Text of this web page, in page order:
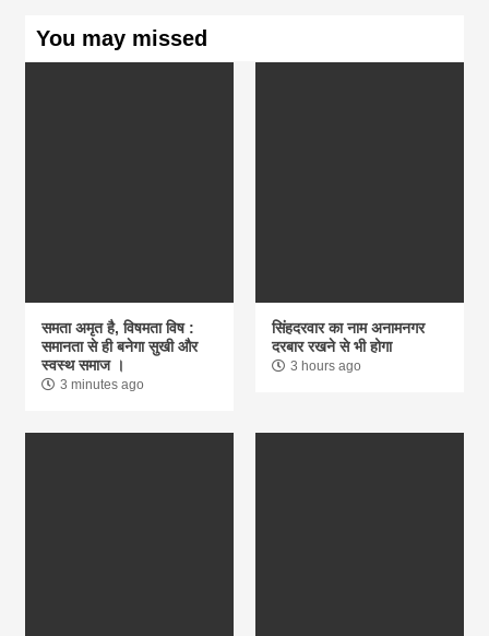
You may missed
समता अमृत है, विषमता विष :
समानता से ही बनेगा सुखी और
स्वस्थ समाज ।
3 minutes ago
सिंहदरवार का नाम अनामनगर
दरबार रखने से भी होगा
3 hours ago